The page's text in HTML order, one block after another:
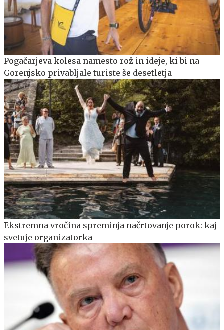
Pogačarjeva kolesa namesto rož in ideje, ki bi na
Gorenjsko privabljale turiste še desetletja
Ekstremna vročina spreminja načrtovanje porok: kaj
svetuje organizatorka